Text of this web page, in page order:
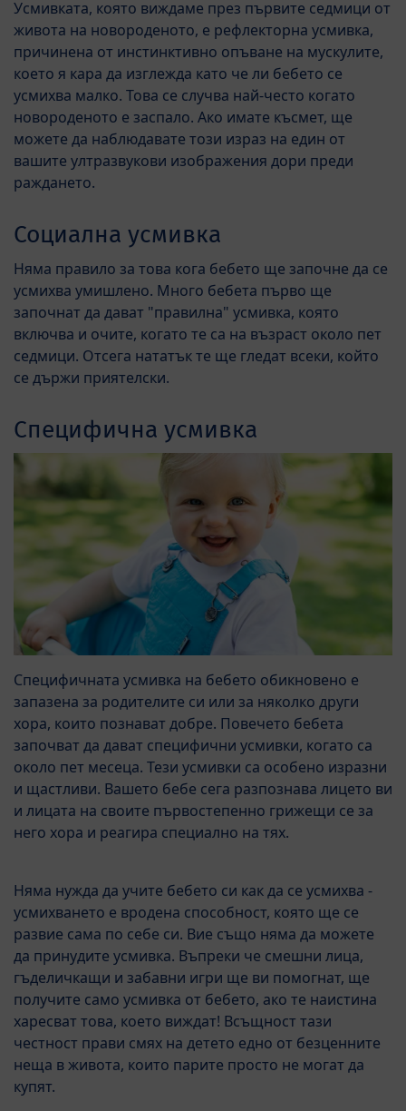
Усмивката, която виждаме през първите седмици от
живота на новороденото, е рефлекторна усмивка,
причинена от инстинктивно опъване на мускулите,
което я кара да изглежда като че ли бебето се
усмихва малко. Това се случва най-често когато
новороденото е заспало. Ако имате късмет, ще
можете да наблюдавате този израз на един от
вашите ултразвукови изображения дори преди
раждането.
Социална усмивка
Няма правило за това кога бебето ще започне да се
усмихва умишлено. Много бебета първо ще
започнат да дават "правилна" усмивка, която
включва и очите, когато те са на възраст около пет
седмици. Отсега нататък те ще гледат всеки, който
се държи приятелски.
Специфична усмивка
Специфичната усмивка на бебето обикновено е
запазена за родителите си или за няколко други
хора, които познават добре. Повечето бебета
започват да дават специфични усмивки, когато са
около пет месеца. Тези усмивки са особено изразни
и щастливи. Вашето бебе сега разпознава лицето ви
и лицата на своите първостепенно грижещи се за
него хора и реагира специално на тях.
Няма нужда да учите бебето си как да се усмихва -
усмихването е вродена способност, която ще се
развие сама по себе си. Вие също няма да можете
да принудите усмивка. Въпреки че смешни лица,
гъделичкащи и забавни игри ще ви помогнат, ще
получите само усмивка от бебето, ако те наистина
харесват това, което виждат! Всъщност тази
честност прави смях на детето едно от безценните
неща в живота, които парите просто не могат да
купят.